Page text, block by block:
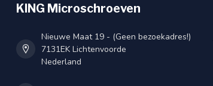
KING Microschroeven
Nieuwe Maat 19 - (Geen bezoekadres!)
7131EK Lichtenvoorde
Nederland